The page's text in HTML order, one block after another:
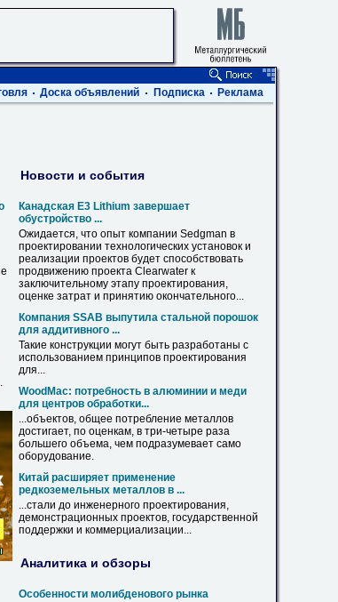
Доска объявлений Подписка Реклама
Новости и события
Канадская E3 Lithium завершает
обустройство ...
Ожидается, что опыт компании Sedgman в
проектировании технологических установок и
реализации проектов будет способствовать
продвижению проекта Clearwater к
заключительному этапу проектирования,
оценке затрат и принятию окончательного...
Компания SSAB выпутила стальной порошок
для аддитивного ...
Такие конструкции могут быть разработаны с
использованием принципов проектирования
для...
WoodMac: потребность в алюминии и меди
для центров обработки...
...объектов, общее потребление металлов
достигает, по оценкам, в три-четыре раза
большего объема, чем подразумевает само
оборудование.
Китай расширяет применение
редкоземельных металлов в ...
...стали до инженерного проектирования,
демонстрационных проектов, государственной
поддержки и коммерциализации...
Аналитика и обзоры
Особенности молибденового рынка